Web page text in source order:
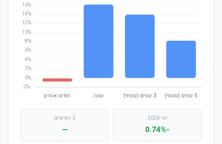
יוני 2026
-0.74%
3 חודשים
—